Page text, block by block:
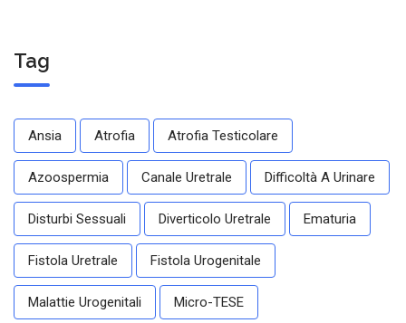
Tag
Ansia Atrofia Atrofia Testicolare
Azoospermia Canale Uretrale Difficoltà A Urinare
Disturbi Sessuali Diverticolo Uretrale Ematuria
Fistola Uretrale Fistola Urogenitale
Malattie Urogenitali Micro-TESE